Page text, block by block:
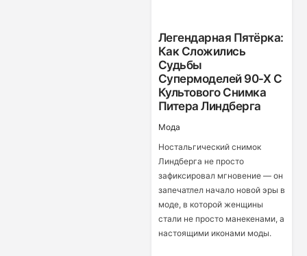
Легендарная Пятёрка:
Как Сложились
Судьбы
Супермоделей 90-Х С
Культового Снимка
Питера Линдберга
Мода
Ностальгический снимок
Линдберга не просто
зафиксировал мгновение — он
запечатлел начало новой эры в
моде, в которой женщины
стали не просто манекенами, а
настоящими иконами моды.